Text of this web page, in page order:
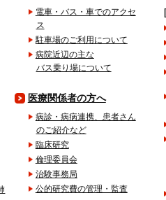
電車・バス・車でのアクセ
ス
駐車場のご利用について
病院近辺の主な
バス乗り場について
医療関係者の方へ
病診・病病連携、患者さん
のご紹介など
臨床研究
倫理委員会
治験事務局
公的研究費の管理・監査